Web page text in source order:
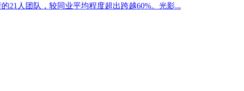
21人团队，较同业平均程度超出跨越60%。光影...